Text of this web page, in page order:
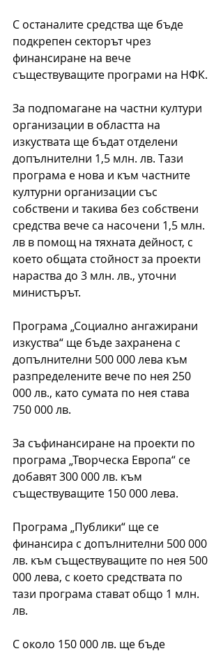
С останалите средства ще бъде
подкрепен секторът чрез
финансиране на вече
съществуващите програми на НФК.
За подпомагане на частни култури
организации в областта на
изкуствата ще бъдат отделени
допълнителни 1,5 млн. лв. Тази
програма е нова и към частните
културни организации със
собствени и такива без собствени
средства вече са насочени 1,5 млн.
лв в помощ на тяхната дейност, с
което общата стойност за проекти
нараства до 3 млн. лв., уточни
министърът.
Програма „Социално ангажирани
изкуства“ ще бъде захранена с
допълнителни 500 000 лева към
разпределените вече по нея 250
000 лв., като сумата по нея става
750 000 лв.
За съфинансиране на проекти по
програма „Творческа Европа“ се
добавят 300 000 лв. към
съществуващите 150 000 лева.
Програма „Публики“ ще се
финансира с допълнителни 500 000
лв. към съществуващите по нея 500
000 лева, с което средствата по
тази програма стават общо 1 млн.
лв.
С около 150 000 лв. ще бъде